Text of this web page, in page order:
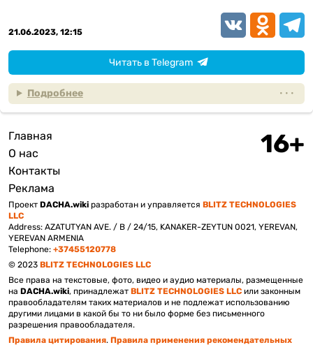
21.06.2023, 12:15
VK
Читать в Telegram
Подробнее
Подвал
Главная
О нас
Контакты
Реклама
Проект DACHA.wiki разработан и управляется BLITZ TECHNOLOGIES
LLC
Address: AZATUTYAN AVE. / B / 24/15, KANAKER-ZEYTUN 0021, YEREVAN,
YEREVAN ARMENIA
Telephone: +37455120778
© 2023 BLITZ TECHNOLOGIES LLC
Все права на текстовые, фото, видео и аудио материалы, размещенные
на DACHA.wiki, принадлежат BLITZ TECHNOLOGIES LLC или законным
правообладателям таких материалов и не подлежат использованию
другими лицами в какой бы то ни было форме без письменного
разрешения правообладателя.
Правила цитирования. Правила применения рекомендательных